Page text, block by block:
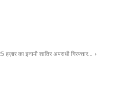
हज़ार का इनामी शातिर अपराधी गिरफ्तार…